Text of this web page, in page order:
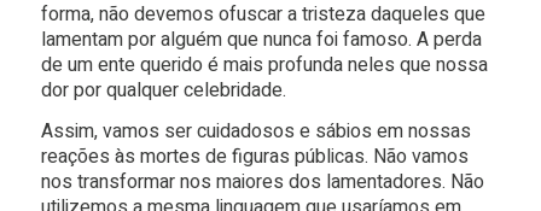
forma, não devemos ofuscar a tristeza daqueles que
lamentam por alguém que nunca foi famoso. A perda
de um ente querido é mais profunda neles que nossa
dor por qualquer celebridade.
Assim, vamos ser cuidadosos e sábios em nossas
reações às mortes de figuras públicas. Não vamos
nos transformar nos maiores dos lamentadores. Não